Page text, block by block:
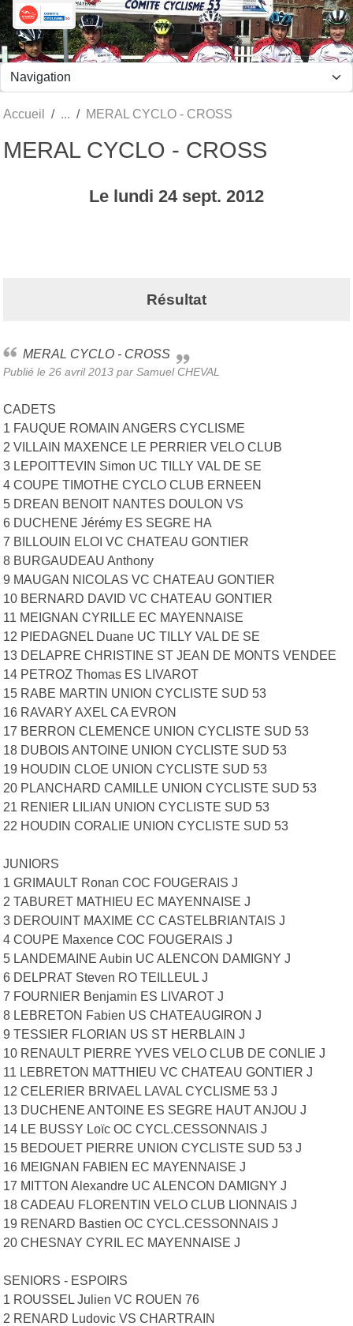
Accueil MERAL CYCLO - CROSS
MERAL CYCLO - CROSS
Le lundi 24 sept. 2012
Résultat
MERAL CYCLO - CROSS
Publié le 26 avril 2013 par Samuel CHEVAL
CADETS
1 FAUQUE ROMAIN ANGERS CYCLISME
2 VILLAIN MAXENCE LE PERRIER VELO CLUB
3 LEPOITTEVIN Simon UC TILLY VAL DE SE
4 COUPE TIMOTHE CYCLO CLUB ERNEEN
5 DREAN BENOIT NANTES DOULON VS
6 DUCHENE Jérémy ES SEGRE HA
7 BILLOUIN ELOI VC CHATEAU GONTIER
8 BURGAUDEAU Anthony
9 MAUGAN NICOLAS VC CHATEAU GONTIER
10 BERNARD DAVID VC CHATEAU GONTIER
11 MEIGNAN CYRILLE EC MAYENNAISE
12 PIEDAGNEL Duane UC TILLY VAL DE SE
13 DELAPRE CHRISTINE ST JEAN DE MONTS VENDEE
14 PETROZ Thomas ES LIVAROT
15 RABE MARTIN UNION CYCLISTE SUD 53
16 RAVARY AXEL CA EVRON
17 BERRON CLEMENCE UNION CYCLISTE SUD 53
18 DUBOIS ANTOINE UNION CYCLISTE SUD 53
19 HOUDIN CLOE UNION CYCLISTE SUD 53
20 PLANCHARD CAMILLE UNION CYCLISTE SUD 53
21 RENIER LILIAN UNION CYCLISTE SUD 53
22 HOUDIN CORALIE UNION CYCLISTE SUD 53
JUNIORS
1 GRIMAULT Ronan COC FOUGERAIS J
2 TABURET MATHIEU EC MAYENNAISE J
3 DEROUINT MAXIME CC CASTELBRIANTAIS J
4 COUPE Maxence COC FOUGERAIS J
5 LANDEMAINE Aubin UC ALENCON DAMIGNY J
6 DELPRAT Steven RO TEILLEUL J
7 FOURNIER Benjamin ES LIVAROT J
8 LEBRETON Fabien US CHATEAUGIRON J
9 TESSIER FLORIAN US ST HERBLAIN J
10 RENAULT PIERRE YVES VELO CLUB DE CONLIE J
11 LEBRETON MATTHIEU VC CHATEAU GONTIER J
12 CELERIER BRIVAEL LAVAL CYCLISME 53 J
13 DUCHENE ANTOINE ES SEGRE HAUT ANJOU J
14 LE BUSSY Loïc OC CYCL.CESSONNAIS J
15 BEDOUET PIERRE UNION CYCLISTE SUD 53 J
16 MEIGNAN FABIEN EC MAYENNAISE J
17 MITTON Alexandre UC ALENCON DAMIGNY J
18 CADEAU FLORENTIN VELO CLUB LIONNAIS J
19 RENARD Bastien OC CYCL.CESSONNAIS J
20 CHESNAY CYRIL EC MAYENNAISE J
SENIORS - ESPOIRS
1 ROUSSEL Julien VC ROUEN 76
2 RENARD Ludovic VS CHARTRAIN
Panneau de gestion des cookies